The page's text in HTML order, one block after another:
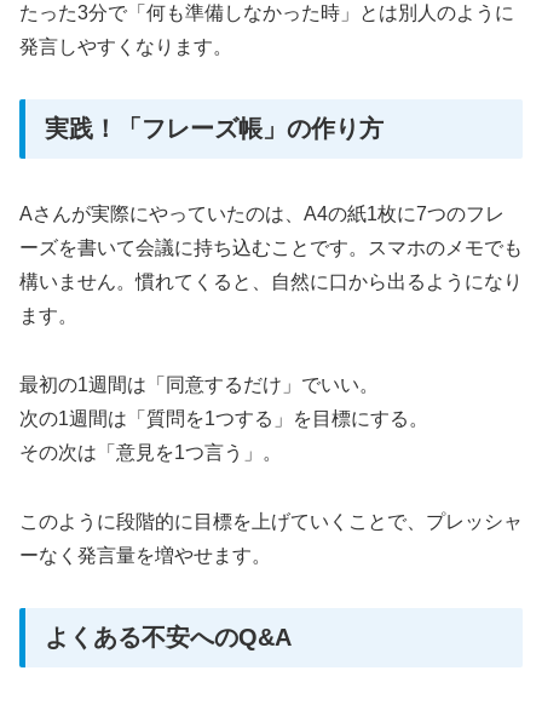
たった3分で「何も準備しなかった時」とは別人のように
発言しやすくなります。
実践！「フレーズ帳」の作り方
Aさんが実際にやっていたのは、A4の紙1枚に7つのフレ
ーズを書いて会議に持ち込むことです。スマホのメモでも
構いません。慣れてくると、自然に口から出るようになり
ます。
最初の1週間は「同意するだけ」でいい。
次の1週間は「質問を1つする」を目標にする。
その次は「意見を1つ言う」。
このように段階的に目標を上げていくことで、プレッシャ
ーなく発言量を増やせます。
よくある不安へのQ&A